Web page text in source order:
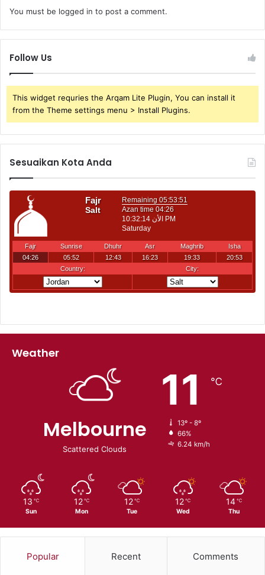
You must be logged in to post a comment.
Follow Us
This widget requries the Arqam Lite Plugin, You can install it
from the Theme settings menu > Install Plugins.
Sesuaikan Kota Anda
Weather
Melbourne
Scattered Clouds
11 ℃
13º - 8º
66%
6.24 km/h
13 ℃
Sun
12 ℃
Mon
12 ℃
Tue
12 ℃
Wed
14 ℃
Thu
Popular Recent Comments